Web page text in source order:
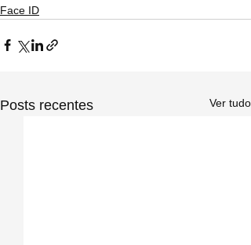
Face ID
Posts recentes Ver tudo